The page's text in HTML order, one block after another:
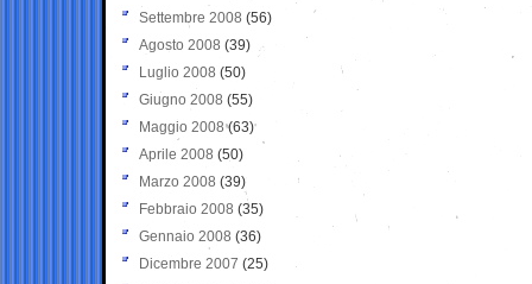
Settembre 2008 (56)
Agosto 2008 (39)
Luglio 2008 (50)
Giugno 2008 (55)
Maggio 2008(63)
Aprile 2008 (50)
Marzo 2008 (39)
Febbraio 2008 (35)
Gennaio 2008 (36)
Dicembre 2007 (25)